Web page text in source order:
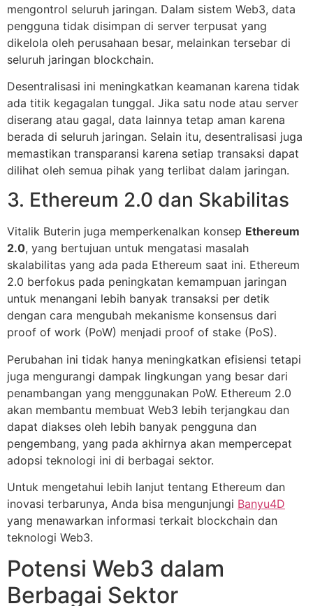
mengontrol seluruh jaringan. Dalam sistem Web3, data
pengguna tidak disimpan di server terpusat yang
dikelola oleh perusahaan besar, melainkan tersebar di
seluruh jaringan blockchain.
Desentralisasi ini meningkatkan keamanan karena tidak
ada titik kegagalan tunggal. Jika satu node atau server
diserang atau gagal, data lainnya tetap aman karena
berada di seluruh jaringan. Selain itu, desentralisasi juga
memastikan transparansi karena setiap transaksi dapat
dilihat oleh semua pihak yang terlibat dalam jaringan.
3. Ethereum 2.0 dan Skabilitas
Vitalik Buterin juga memperkenalkan konsep Ethereum
2.0, yang bertujuan untuk mengatasi masalah
skalabilitas yang ada pada Ethereum saat ini. Ethereum
2.0 berfokus pada peningkatan kemampuan jaringan
untuk menangani lebih banyak transaksi per detik
dengan cara mengubah mekanisme konsensus dari
proof of work (PoW) menjadi proof of stake (PoS).
Perubahan ini tidak hanya meningkatkan efisiensi tetapi
juga mengurangi dampak lingkungan yang besar dari
penambangan yang menggunakan PoW. Ethereum 2.0
akan membantu membuat Web3 lebih terjangkau dan
dapat diakses oleh lebih banyak pengguna dan
pengembang, yang pada akhirnya akan mempercepat
adopsi teknologi ini di berbagai sektor.
Untuk mengetahui lebih lanjut tentang Ethereum dan
inovasi terbarunya, Anda bisa mengunjungi Banyu4D
yang menawarkan informasi terkait blockchain dan
teknologi Web3.
Potensi Web3 dalam
Berbagai Sektor